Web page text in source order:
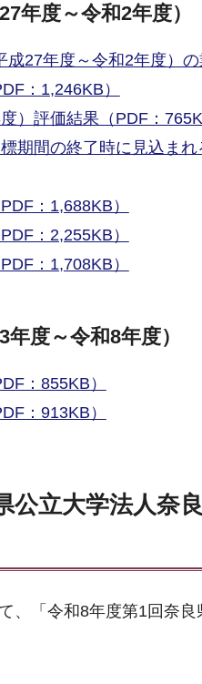
年度～令和2年度）
成27年度～令和2年度）
：1,246KB）
）評価結果（PDF：
期間の終了時に見込ま
：1,688KB）
：2,255KB）
：1,708KB）
度～令和8年度）
：855KB）
：913KB）
公立大学法人奈
、「令和8年度第1回奈